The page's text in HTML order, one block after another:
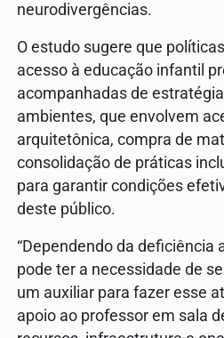
neurodivergências.
O estudo sugere que
acesso à educação infantil
acompanhadas de
ambientes, que envolvem
arquitetônica, compra de
consolidação de práticas
para garantir condições
deste público.
“Dependendo da deficiência
pode ter a necessidade de
um auxiliar para fazer esse
apoio ao professor em sala